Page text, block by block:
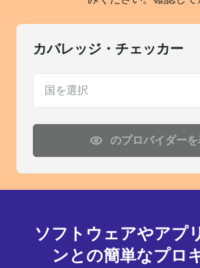
カバレッジ・チェッカー
国を選択
のプロバイダー
ソフトウェアやアプ
ンとの簡単なプロ